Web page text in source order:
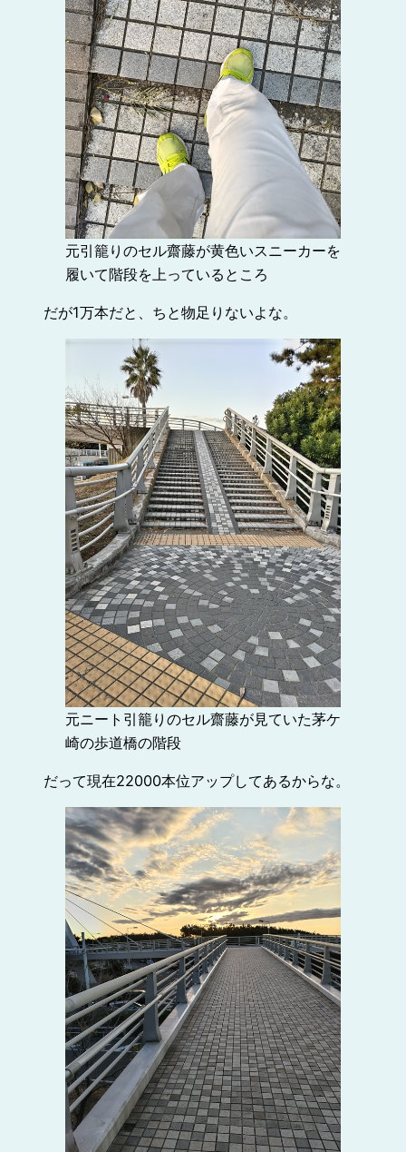
元引籠りのセル齋藤が黄色いスニーカーを
履いて階段を上っているところ
だが1万本だと、ちと物足りないよな。
元ニート引籠りのセル齋藤が見ていた茅ケ
崎の歩道橋の階段
だって現在22000本位アップしてあるからな。